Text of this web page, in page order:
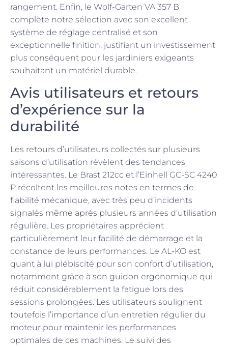
rangement. Enfin, le Wolf-Garten VA 357 B
complète notre sélection avec son excellent
système de réglage centralisé et son
exceptionnelle finition, justifiant un investissement
plus conséquent pour les jardiniers exigeants
souhaitant un matériel durable.
Avis utilisateurs et retours
d’expérience sur la
durabilité
Les retours d’utilisateurs collectés sur plusieurs
saisons d’utilisation révèlent des tendances
intéressantes. Le Brast 212cc et l’Einhell GC-SC 4240
P récoltent les meilleures notes en termes de
fiabilité mécanique, avec très peu d’incidents
signalés même après plusieurs années d’utilisation
régulière. Les propriétaires apprécient
particulièrement leur facilité de démarrage et la
constance de leurs performances. Le AL-KO est
quant à lui plébiscité pour son confort d’utilisation,
notamment grâce à son guidon ergonomique qui
réduit considérablement la fatigue lors des
sessions prolongées. Les utilisateurs soulignent
toutefois l’importance d’un entretien régulier du
moteur pour maintenir les performances
optimales de ces machines. Le suivi des